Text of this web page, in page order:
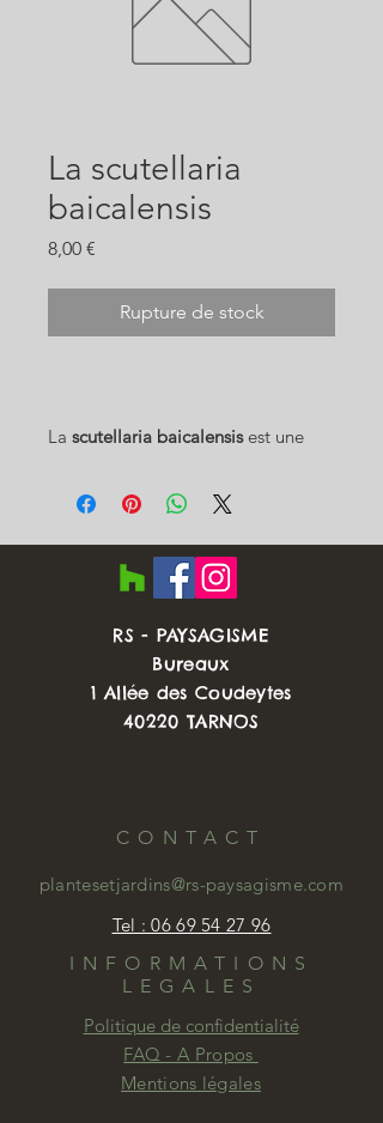
La scutellaria
baicalensis
8,00 €
Rupture de stock
La scutellaria baicalensisest une
médecinales, anti inflammatoire
c'est aussi une remarquable plante
de massif, très florifère et orginale !
estivale, bonne résistance à la
sêcherresse passagère.
A planter en plein soleil dans un sol
draîné mais riche, (apportez y du
RS - PAYSAGISME
Bureaux
1 Allée des Coudeytes
40220 TARNOS
CONTACT
plantesetjardins@rs-paysagisme.com
Tel : 06 69 54 27 96
INFORMATIONS
LEGALES
Politique de confidentialité
FAQ - A Propos
Mentions légales